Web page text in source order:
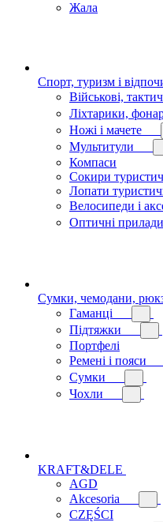
Жала
Спорт, туризм і
Військові,
Ліхтарики,
Ножі і мачете
Мультитули
Компаси
Сокири
Лопати
Велосипеди і
Оптичні прилади
Сумки, чемодани,
Гаманці
Підтяжки
Портфелі
Ремені і пояси
Сумки
Чохли
KRAFT&DELE
AGD
Akcesoria
CZĘŚCI